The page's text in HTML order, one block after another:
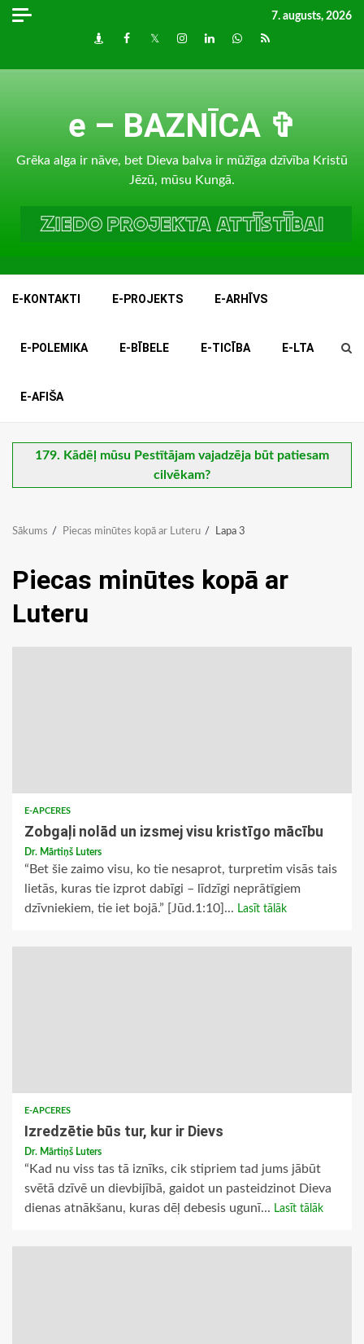
Skip
7. augusts, 2026
DraugiemFacebook
TwitterInstagram
LinkedInwhatsapp
RSS
e – BAZNĪCA ✞
Grēka alga ir nāve, bet Dieva balva ir mūžīga dzīvība Kristū
Jēzū, mūsu Kungā.
E-KONTAKTI E-PROJEKTS E-ARHĪVS
E-POLEMIKA E-BĪBELE E-TICĪBA E-LTA
E-AFIŠA
179. Kādēļ mūsu Pestītājam vajadzēja būt patiesam
cilvēkam?
Sākums Piecas minūtes kopā ar Luteru Lapa 3
Piecas minūtes kopā ar
Luteru
E-APCERES
Zobgaļi nolād un izsmej visu kristīgo mācību
Dr. Mārtiņš Luters
“Bet šie zaimo visu, ko tie nesaprot, turpretim visās tais
lietās, kuras tie izprot dabīgi – līdzīgi neprātīgiem
dzīvniekiem, tie iet bojā.” [Jūd.1:10]... Lasīt tālāk
E-APCERES
Izredzētie būs tur, kur ir Dievs
Dr. Mārtiņš Luters
“Kad nu viss tas tā iznīks, cik stipriem tad jums jābūt
svētā dzīvē un dievbijībā, gaidot un pasteidzinot Dieva
dienas atnākšanu, kuras dēļ debesis ugunī... Lasīt tālāk